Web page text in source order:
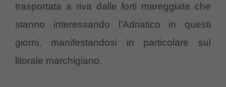
trasportata a riva dalle forti mareggiate che
stanno interessando l’Adriatico in questi
giorni, manifestandosi in particolare sul
litorale marchigiano.